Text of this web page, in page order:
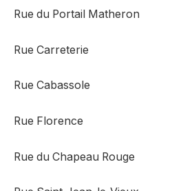
Rue du Portail Matheron
Rue Carreterie
Rue Cabassole
Rue Florence
Rue du Chapeau Rouge